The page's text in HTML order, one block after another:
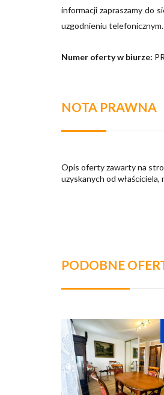
informacji zapraszamy do
uzgodnieniu telefonicznym.
Numer oferty w biurze:
NOTA PRAWNA
Opis oferty zawarty na
uzyskanych od
PODOBNE